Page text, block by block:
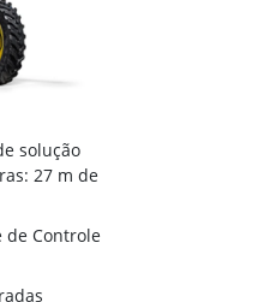
solução
27 m de
de Controle